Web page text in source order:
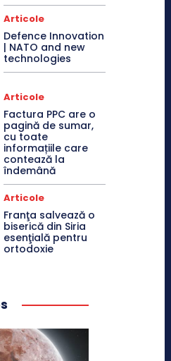
Articole
Defence Innovation
| NATO and new
technologies
Articole
Factura PPC are o
pagină de sumar,
cu toate
informațiile care
contează la
îndemână
Articole
Franţa salvează o
biserică din Siria
esenţială pentru
ortodoxie